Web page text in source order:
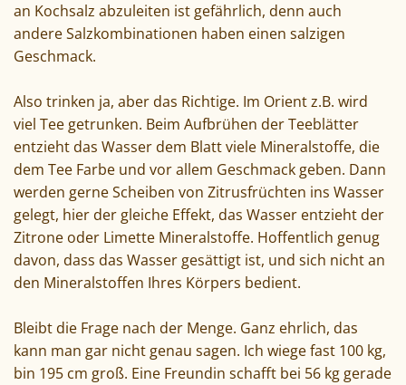
an Kochsalz abzuleiten ist gefährlich, denn auch
andere Salzkombinationen haben einen salzigen
Geschmack.
Also trinken ja, aber das Richtige. Im Orient z.B. wird
viel Tee getrunken. Beim Aufbrühen der Teeblätter
entzieht das Wasser dem Blatt viele Mineralstoffe, die
dem Tee Farbe und vor allem Geschmack geben. Dann
werden gerne Scheiben von Zitrusfrüchten ins Wasser
gelegt, hier der gleiche Effekt, das Wasser entzieht der
Zitrone oder Limette Mineralstoffe. Hoffentlich genug
davon, dass das Wasser gesättigt ist, und sich nicht an
den Mineralstoffen Ihres Körpers bedient.
Bleibt die Frage nach der Menge. Ganz ehrlich, das
kann man gar nicht genau sagen. Ich wiege fast 100 kg,
bin 195 cm groß. Eine Freundin schafft bei 56 kg gerade